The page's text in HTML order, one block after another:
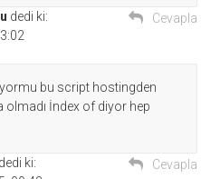
Cevapla
dedi ki:
bu script hostingden
olmadı İndex of diyor hep
Cevapla
dedi ki: